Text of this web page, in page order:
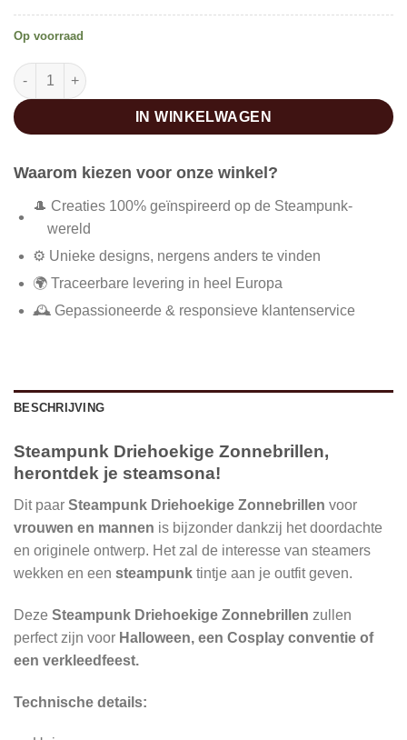
Op voorraad
Steampunk driehoekige zonnebril aantal
IN WINKELWAGEN
Waarom kiezen voor onze winkel?
🎩 Creaties 100% geïnspireerd op de Steampunk-
wereld
⚙️ Unieke designs, nergens anders te vinden
🌍 Traceerbare levering in heel Europa
🕰️ Gepassioneerde & responsieve klantenservice
BESCHRIJVING
Steampunk Driehoekige Zonnebrillen,
herontdek je steamsona!
Dit paar Steampunk Driehoekige Zonnebrillen voor
vrouwen en mannen is bijzonder dankzij het doordachte
en originele ontwerp. Het zal de interesse van steamers
wekken en een steampunk tintje aan je outfit geven.
Deze Steampunk Driehoekige Zonnebrillen zullen
perfect zijn voor Halloween, een Cosplay conventie of
een verkleedfeest.
Technische details: